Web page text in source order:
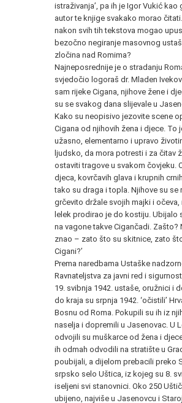
istraživanja’, pa ih je Igor Vukić kao
autor te knjige svakako morao
nakon svih tih tekstova mogao
bezočno negiranje masovnog
zločina nad Romima?
Najneposrednije je o stradanju
svjedočio logoraš dr. Mladen
sam rijeke Cigana, njihove žene i
su se svakog dana slijevale u
Kako su neopisivo jezovite scene
Cigana od njihovih žena i djece. To
užasno, elementarno i upravo
ljudsko, da mora potresti i za čitav
ostaviti tragove u svakom čovjeku.
djeca, kovrčavih glava i krupnih
tako su draga i topla. Njihove su se
grčevito držale svojih majki i očeva,
lelek prodirao je do kostiju. Ubijalo
na vagone takve Cigančadi. Zašto?
znao – zato što su skitnice, zato
Cigani?’
Prema naredbama Ustaške
Ravnateljstva za javni red i
19. svibnja 1942. ustaše, oružnici i
do kraja su srpnja 1942. ‘očistili’
Bosnu od Roma. Pokupili su ih iz
naselja i dopremili u Jasenovac. U
odvojili su muškarce od žena i
ih odmah odvodili na stratište u
poubijali, a dijelom prebacili preko
srpsko selo Uštica, iz kojeg su 8.
iseljeni svi stanovnici. Oko 250
ubijeno, najviše u Jasenovcu i